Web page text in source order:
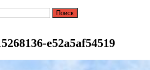
e52a5af54519